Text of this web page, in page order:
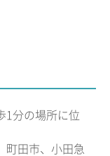
1分の場所に位
町田市、小田急